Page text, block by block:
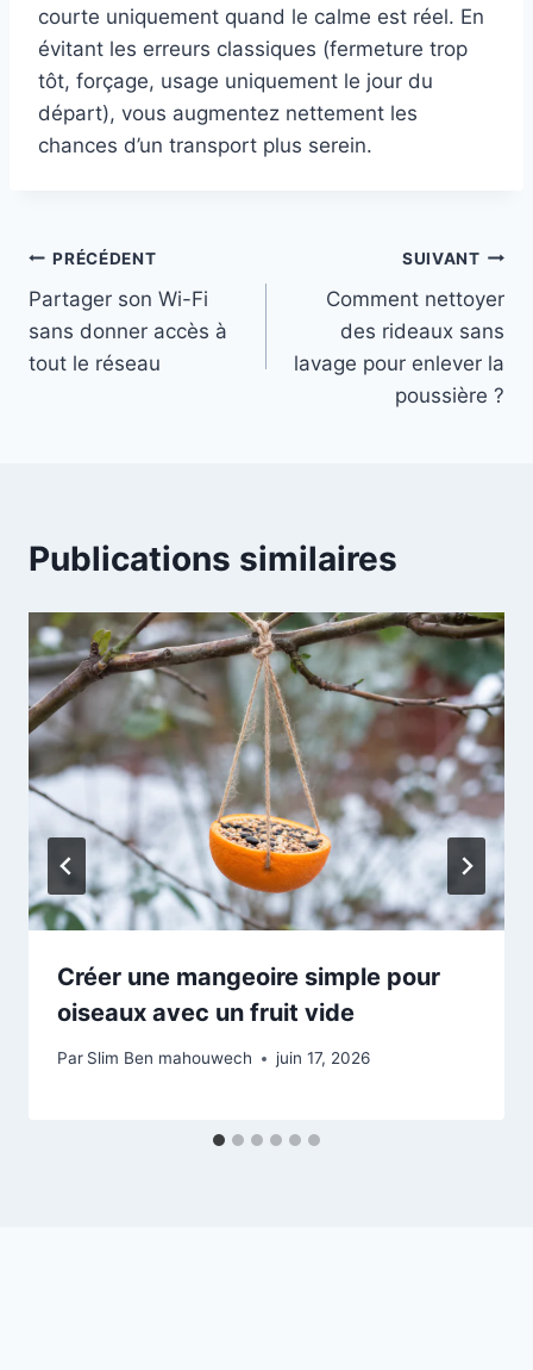
courte uniquement quand le calme est réel. En
évitant les erreurs classiques (fermeture trop
tôt, forçage, usage uniquement le jour du
départ), vous augmentez nettement les
chances d’un transport plus serein.
Navigation
de
l’article
PRÉCÉDENT
Partager son Wi-Fi
sans donner accès à
tout le réseau
SUIVANT
Comment nettoyer
des rideaux sans
lavage pour enlever la
poussière ?
Publications similaires
Créer une mangeoire simple pour
oiseaux avec un fruit vide
Par Slim Ben mahouwech juin 17, 2026